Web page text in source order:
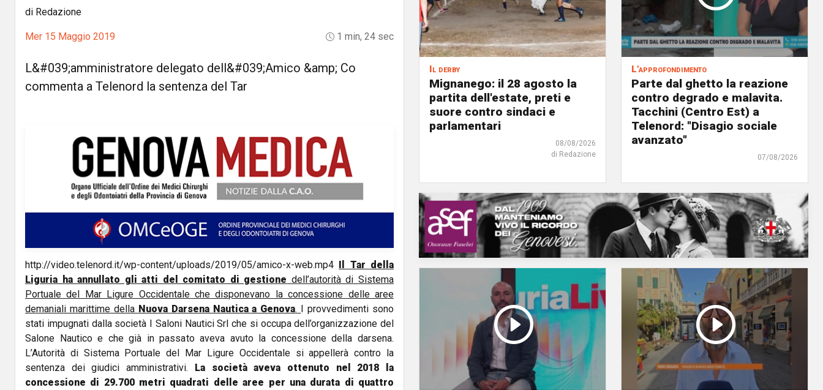
di Redazione
Mer 15 Maggio 2019 1 min, 24 sec
L&#039;amministratore delegato dell&#039;Amico &amp; Co
commenta a Telenord la sentenza del Tar
http://video.telenord.it/wp-content/uploads/2019/05/amico-x-web.mp4 Il Tar della
Liguria ha annullato gli atti del comitato di gestione dell’autorità di Sistema
Portuale del Mar Ligure Occidentale che disponevano la concessione delle aree
demaniali marittime della Nuova Darsena Nautica a Genova. I provvedimenti sono
stati impugnati dalla società I Saloni Nautici Srl che si occupa dell’organizzazione del
Salone Nautico e che già in passato aveva avuto la concessione della darsena.
L’Autorità di Sistema Portuale del Mar Ligure Occidentale si appellerà contro la
sentenza dei giudici amministrativi. La società aveva ottenuto nel 2018 la
concessione di 29.700 metri quadrati delle aree per una durata di quattro
Il derby
Mignanego: il 28 agosto la
partita dell'estate, preti e
suore contro sindaci e
parlamentari
08/08/2026
di Redazione
L'approfondimento
Parte dal ghetto la reazione
contro degrado e malavita.
Tacchini (Centro Est) a
Telenord: "Disagio sociale
avanzato"
07/08/2026